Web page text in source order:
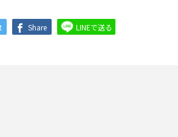
Share LINEで送る